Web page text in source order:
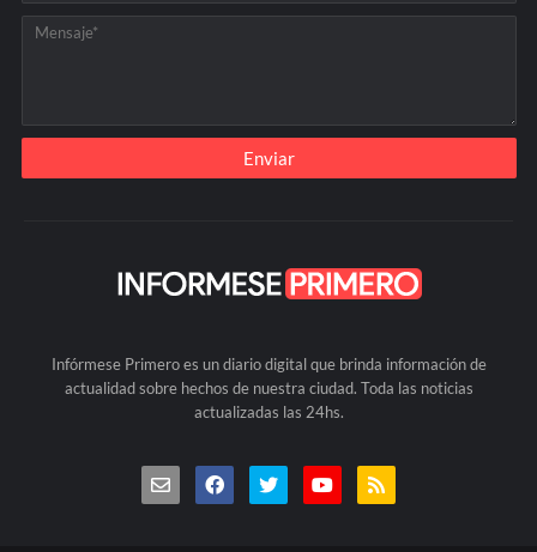
Infórmese Primero es un diario digital que brinda información de
actualidad sobre hechos de nuestra ciudad. Toda las noticias
actualizadas las 24hs.